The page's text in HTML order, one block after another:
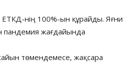
ЕТКД-нің 100%-ын құрайды. Яғни
пандемия жағдайында
төмендемесе, жақсара